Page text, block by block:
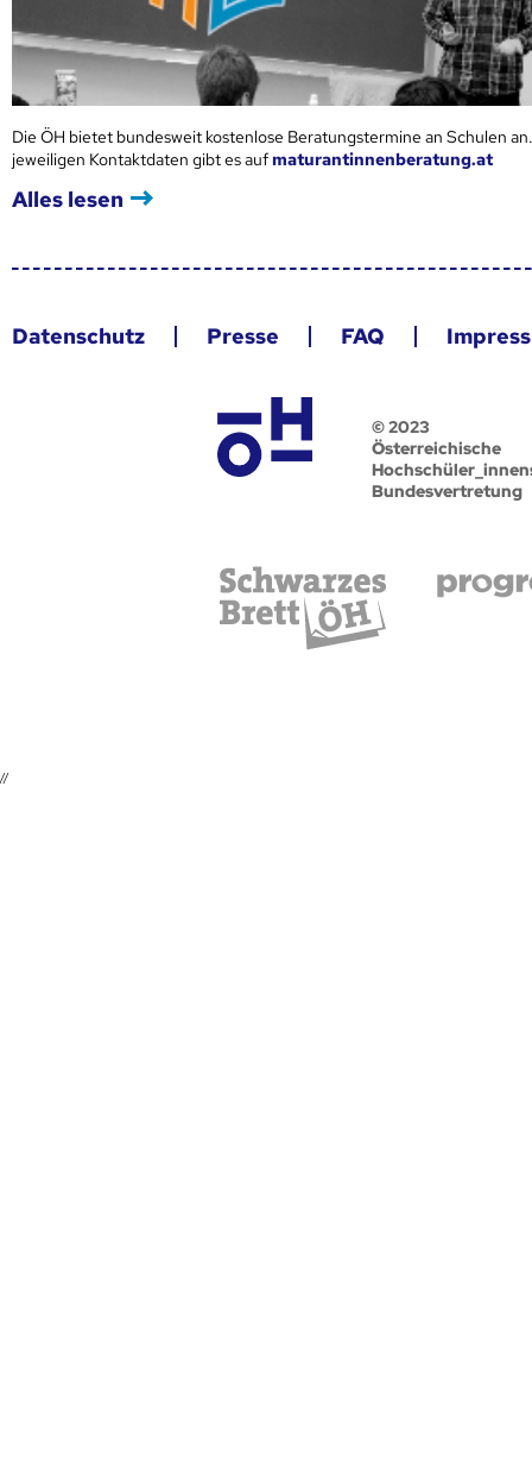
Die ÖH bietet bundesweit kostenlose Beratungstermine an Schulen
jeweiligen Kontaktdaten gibt es aufmaturantinnenberatung.at
Alles lesen
Datenschutz Presse FAQ
© 2023
Österreichische
Bundesvertretung
//